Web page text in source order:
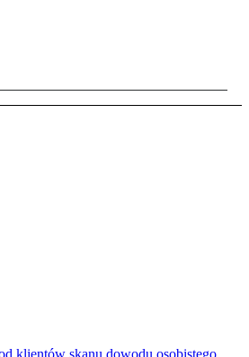
klientów skanu dowodu osobistego.